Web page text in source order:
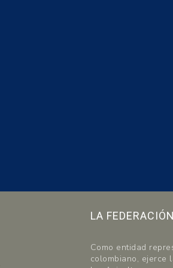
LA FEDERACIÓN
Como entidad
colombiano, ejerce